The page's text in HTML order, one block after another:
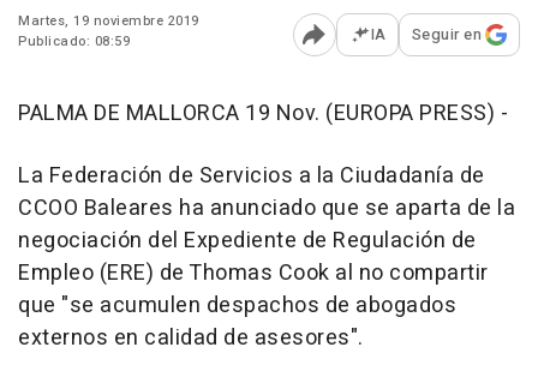
Martes, 19 noviembre 2019
Publicado: 08:59
Abrir opciones para
IA Seguir en
PALMA DE MALLORCA 19 Nov. (EUROPA PRESS) -
La Federación de Servicios a la Ciudadanía de
CCOO Baleares ha anunciado que se aparta de la
negociación del Expediente de Regulación de
Empleo (ERE) de Thomas Cook al no compartir
que "se acumulen despachos de abogados
externos en calidad de asesores".